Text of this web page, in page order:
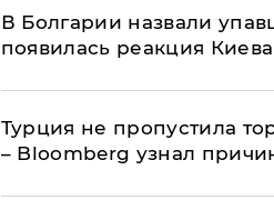
В Болгарии назвали
появилась реакция Киева
Турция не пропустила
– Bloomberg узнал